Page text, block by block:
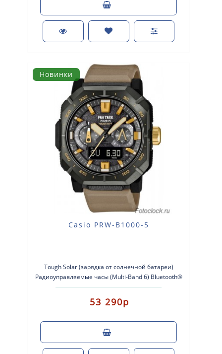
Новинки
Casio PRW-B1000-5
Tough Solar (зарядка от солнечной батареи)
Радиоуправляемые часы (Multi-Band 6) Bluetooth®
(подключение к смартфону) ..
53 290р